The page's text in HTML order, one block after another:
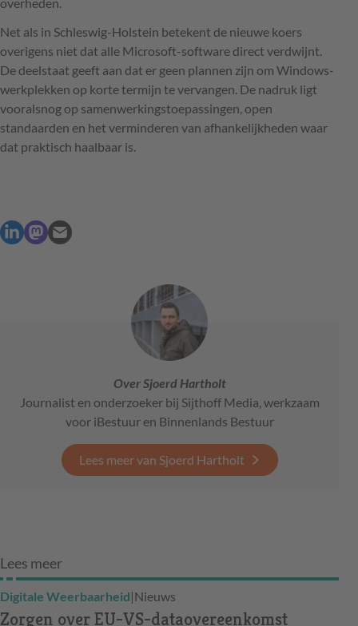
Net als in Schleswig-Holstein betekent de nieuwe koers
overigens niet dat alle Microsoft-software direct verdwijnt.
De deelstaat geeft aan dat er geen plannen zijn om Windows-
werkplekken op korte termijn te vervangen. De nadruk ligt
vooralsnog op samenwerkingstoepassingen, open
standaarden en het verminderen van afhankelijkheden waar
dat praktisch haalbaar is.
Over Sjoerd Hartholt
Journalist en onderzoeker bij Sijthoff Media, werkzaam
voor iBestuur en Binnenlands Bestuur
Lees meer van Sjoerd Hartholt
Lees meer
Digitale Weerbaarheid|Nieuws
Zorgen over EU-VS-dataovereenkomst